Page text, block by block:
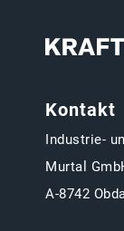
Kontakt
Industrie-
Murtal
A-8742